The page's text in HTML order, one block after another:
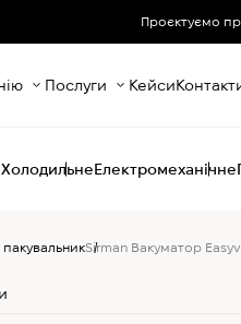
Проєктуємо
Послуги Кейси
ХолодильнеЕлектромеханічне
Sirman Вакуматор